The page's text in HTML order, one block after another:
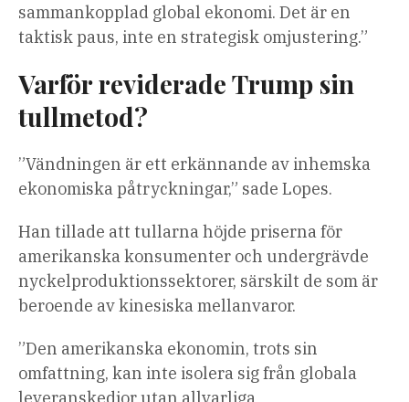
sammankopplad global ekonomi. Det är en
taktisk paus, inte en strategisk omjustering.”
Varför reviderade Trump sin
tullmetod?
”Vändningen är ett erkännande av inhemska
ekonomiska påtryckningar,” sade Lopes.
Han tillade att tullarna höjde priserna för
amerikanska konsumenter och undergrävde
nyckelproduktionssektorer, särskilt de som är
beroende av kinesiska mellanvaror.
”Den amerikanska ekonomin, trots sin
omfattning, kan inte isolera sig från globala